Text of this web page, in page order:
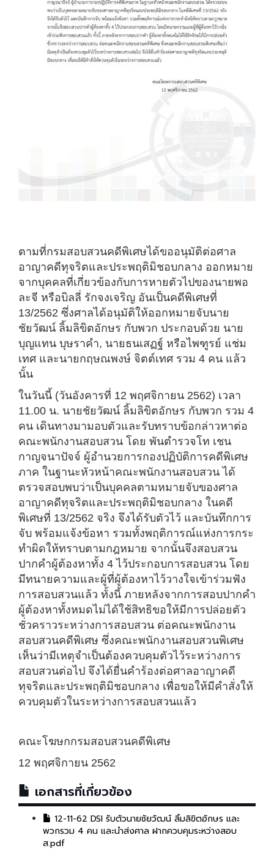
ตามที่กรมสอบสวนคดีพิเศษได้ขออนุมัติต่อศาล
อาญาคดีทุจริตและประพฤติมิชอบกลาง ออกหมาย
จากบุคคลที่เกี่ยวข้องกับการหายตัวไปของนายพอ
ละจี หรือบิลลี่ รักจงเจริญ อันเป็นคดีพิเศษที่
13/2562 ซึ่งศาลได้อนุมัติให้ออกหมายจับนาย
ชัยวัฒน์ ลิ้มลิขิตอักษร กับพวก ประกอบด้วย นาย
บุญแทน บุษราคำ, นายธนเสฏฐ์ หรือไพฑูรย์ แช่ม
เทศ และนายกฤษณพงษ์ จิตต์เทศ รวม 4 คน แล้ว
นั้น
ในวันนี้ (วันอังคารที่ 12 พฤศจิกายน 2562) เวลา
11.00 น. นายชัยวัฒน์ ลิ้มลิขิตอักษร กับพวก รวม 4
คน เดินทางมามอบตัวและรับทราบข้อกล่าวหาต่อ
คณะพนักงานสอบสวน โดย พันตำรวจโท เชน
กาญจนาปัจจ์ ผู้อำนวยการกองปฏิบัติการคดีพิเศษ
ภาค ในฐานะหัวหน้าคณะพนักงานสอบสวน ได้
ตรวจสอบพบว่าเป็นบุคคลตามหมายจับของศาล
อาญาคดีทุจริตและประพฤติมิชอบกลาง ในคดี
พิเศษที่ 13/2562 จริง จึงได้รับตัวไว้ และบันทึกการ
จับ พร้อมแจ้งข้อหา รวมทั้งพฤติการณ์แห่งการกระ
ทำผิดให้ทราบตามกฎหมาย จากนั้นจึงสอบสวน
ปากคำผู้ต้องหาทั้ง 4 ไว้ประกอบการสอบสวน โดย
มีทนายความและผู้ที่ผู้ต้องหาไว้วางใจเข้าร่วมฟัง
การสอบสวนแล้ว ทั้งนี้ ภายหลังจากการสอบปากคำ
ผู้ต้องหาทั้งหมดไม่ได้ใช้สิทธิขอให้มีการปล่อยตัว
ชั่วคราวระหว่างการสอบสวน ต่อคณะพนักงาน
สอบสวนคดีพิเศษ ซึ่งคณะพนักงานสอบสวนพิเศษ
เห็นว่ามีเหตุจำเป็นต้องควบคุมตัวไว้ระหว่างการ
สอบสวนต่อไป จึงได้ยื่นคำร้องต่อศาลอาญาคดี
ทุจริตและประพฤติมิชอบกลาง เพื่อขอให้มีคำสั่งให้
ควบคุมตัวในระหว่างการสอบสวนแล้ว
คณะโฆษกกรมสอบสวนคดีพิเศษ
12 พฤศจิกายน 2562
เอกสารที่เกี่ยวข้อง
12-11-62 DSI รับตัวนายชัยวัฒน์ ลิ้มลิขิตอักษร และ
พวกรวม 4 คน และนำส่งศาล ฝากควบคุมระหว่างสอบ
ส.pdf